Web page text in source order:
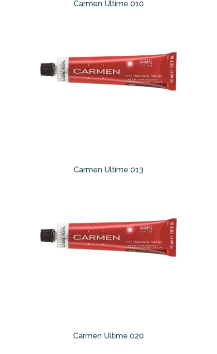
Carmen Ultime 010
Carmen Ultime 013
Carmen Ultime 020